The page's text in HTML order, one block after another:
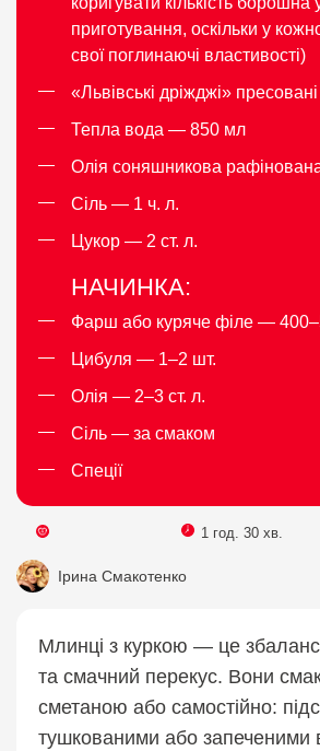
приготування, оскільки у
свої поглинаючі властивості)
«Львівські дріжджі»
Тепла вода — 850 мл
Олія соняшникова
Сіль — 1 ч. л.
Цукор — 2 ст. л.
НАЧИНКА:
Фарш або куряче філе —
Цибуля — 1–2 шт.
Олія — 2–3 ст. л.
Сіль — за смаком
Спеції
1 год. 30 хв.
Ірина Смакотенко
Млинці з куркою — це
та смачний перекус. Вони
сметаною або самостійно:
тушкованими або запеченими